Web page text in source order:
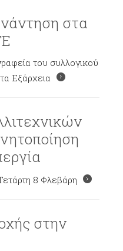
στα
του συλλογικού
Εξάρχεια
8 Φλεβάρη
στην